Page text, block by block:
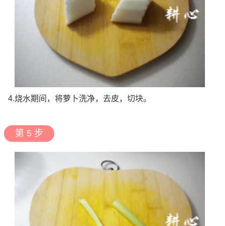
4.烧水期间，将萝卜洗净，去皮，切块。
第 5 步